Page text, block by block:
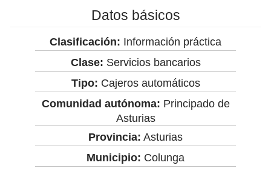
Datos básicos
Clasificación: Información práctica
Clase: Servicios bancarios
Tipo: Cajeros automáticos
Comunidad autónoma: Principado de
Asturias
Provincia: Asturias
Municipio: Colunga